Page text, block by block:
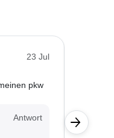
23 Jul
pkw
Antwort
Die